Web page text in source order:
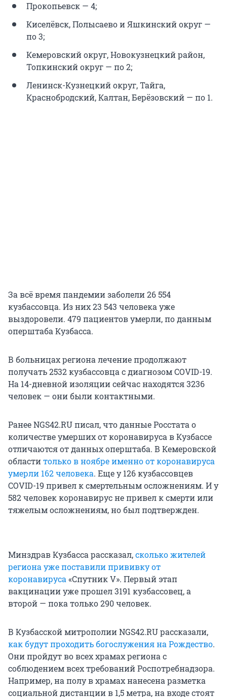
Прокопьевск — 4;
Киселёвск, Полысаево и Яшкинский округ —
по 3;
Кемеровский округ, Новокузнецкий район,
Топкинский округ — по 2;
Ленинск-Кузнецкий округ, Тайга,
Краснобродский, Калтан, Берёзовский — по 1.
За всё время пандемии заболели 26 554
кузбассовца. Из них 23 543 человека уже
выздоровели. 479 пациентов умерли, по данным
оперштаба Кузбасса.
В больницах региона лечение продолжают
получать 2532 кузбассовца с диагнозом COVID-19.
На 14-дневной изоляции сейчас находятся 3236
человек — они были контактными.
Ранее NGS42.RU писал, что данные Росстата о
количестве умерших от коронавируса в Кузбассе
отличаются от данных оперштаба. В Кемеровской
областитолько в ноябре именно от коронавируса
умерли 162 человека. Еще у 126 кузбассовцев
COVID-19 привел к смертельным осложнениям. И у
582 человек коронавирус не привел к смерти или
тяжелым осложнениям, но был подтвержден.
Минздрав Кузбасса рассказал,сколько жителей
региона уже поставили прививку от
коронавируса«Спутник V». Первый этап
вакцинации уже прошел 3191 кузбассовец, а
второй — пока только 290 человек.
В Кузбасской митрополии NGS42.RU рассказали,
как будут проходить богослужения на Рождество.
Они пройдут во всех храмах региона с
соблюдением всех требований Роспотребнадзора.
Например, на полу в храмах нанесена разметка
социальной дистанции в 1,5 метра, на входе стоят